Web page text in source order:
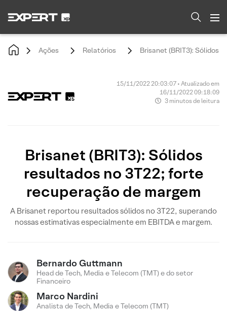
Ações Relatórios Brisanet (BRIT3): Sólidos
15/11/2022 20:03:07 • Atualizado em
16/11/2022 09:18:09
3 minutos de leitura
Brisanet (BRIT3): Sólidos
resultados no 3T22; forte
recuperação de margem
A Brisanet reportou resultados sólidos no 3T22, superando
nossas estimativas especialmente em EBITDA e margem.
Bernardo Guttmann
Head de Tech, Media e Telecom (TMT) e do setor
Financeiro
Marco Nardini
Analista de Tech, Media e Telecom (TMT)